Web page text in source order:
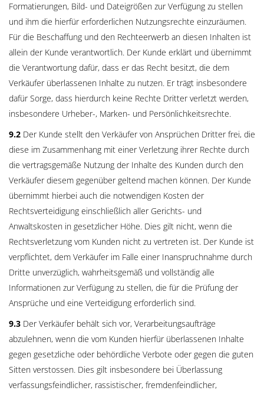
Formatierungen, Bild- und Dateigrößen zur Verfügung zu stellen
und ihm die hierfür erforderlichen Nutzungsrechte einzuräumen.
Für die Beschaffung und den Rechteerwerb an diesen Inhalten ist
allein der Kunde verantwortlich. Der Kunde erklärt und übernimmt
die Verantwortung dafür, dass er das Recht besitzt, die dem
Verkäufer überlassenen Inhalte zu nutzen. Er trägt insbesondere
dafür Sorge, dass hierdurch keine Rechte Dritter verletzt werden,
insbesondere Urheber-, Marken- und Persönlichkeitsrechte.
9.2 Der Kunde stellt den Verkäufer von Ansprüchen Dritter frei, die
diese im Zusammenhang mit einer Verletzung ihrer Rechte durch
die vertragsgemäße Nutzung der Inhalte des Kunden durch den
Verkäufer diesem gegenüber geltend machen können. Der Kunde
übernimmt hierbei auch die notwendigen Kosten der
Rechtsverteidigung einschließlich aller Gerichts- und
Anwaltskosten in gesetzlicher Höhe. Dies gilt nicht, wenn die
Rechtsverletzung vom Kunden nicht zu vertreten ist. Der Kunde ist
verpflichtet, dem Verkäufer im Falle einer Inanspruchnahme durch
Dritte unverzüglich, wahrheitsgemäß und vollständig alle
Informationen zur Verfügung zu stellen, die für die Prüfung der
Ansprüche und eine Verteidigung erforderlich sind.
9.3 Der Verkäufer behält sich vor, Verarbeitungsaufträge
abzulehnen, wenn die vom Kunden hierfür überlassenen Inhalte
gegen gesetzliche oder behördliche Verbote oder gegen die guten
Sitten verstossen. Dies gilt insbesondere bei Überlassung
verfassungsfeindlicher, rassistischer, fremdenfeindlicher,